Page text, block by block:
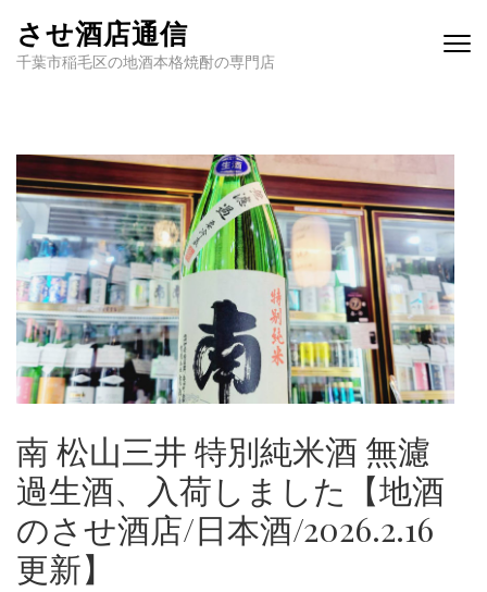
させ酒店通信
千葉市稲毛区の地酒本格焼酎の専門店
南 松山三井 特別純米酒 無濾
過生酒、入荷しました【地酒
のさせ酒店/日本酒/2026.2.16
更新】